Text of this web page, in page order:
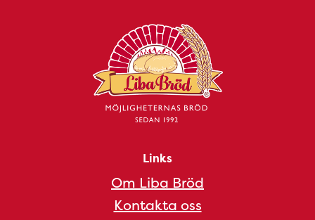
Links
Om Liba Bröd
Kontakta oss